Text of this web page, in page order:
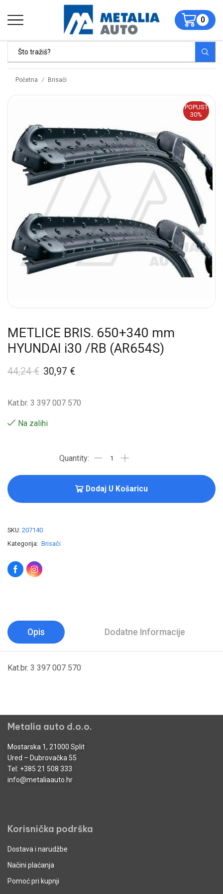
0
Početna / Brisači
POPUST
30%
METLICE BRIS. 650+340 mm
HYUNDAI i30 /RB (AR654S)
44,24€ 30,97 €
Kat.br. 3 397 007 570
Na zalihi
Dodaj U Košaricu
SKU: 207140
Kategorija: Brisači
Opis Dodatne Informacije
Kat.br. 3 397 007 570
Metalia auto d.o.o.
Mostarska 1, 21000 Split
Ured – Dubrovačka 55
Tel: +385 21 508 333
info@metaliaauto.hr
Korisnička podrška
Dostava i narudžbe
Načini plaćanja
Pomoć pri kupnji